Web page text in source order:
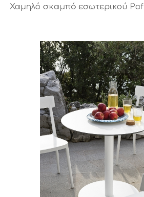
Χαμηλό σκαμπό εσωτερικού Pof